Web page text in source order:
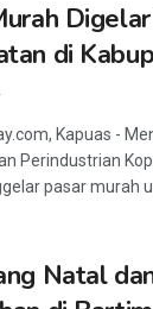
di
Kapuas -
Perindustrian
pasar murah
Natal